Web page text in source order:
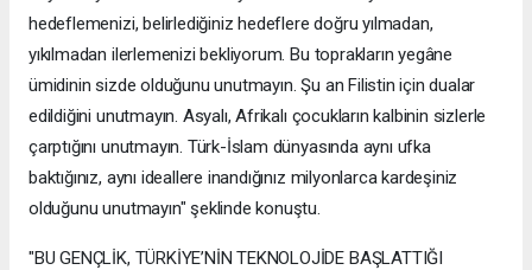
hedeflemenizi, belirlediğiniz hedeflere doğru yılmadan,
yıkılmadan ilerlemenizi bekliyorum. Bu toprakların yegâne
ümidinin sizde olduğunu unutmayın. Şu an Filistin için dualar
edildiğini unutmayın. Asyalı, Afrikalı çocukların kalbinin sizlerle
çarptığını unutmayın. Türk-İslam dünyasında aynı ufka
baktığınız, aynı ideallere inandığınız milyonlarca kardeşiniz
olduğunu unutmayın" şeklinde konuştu.
"BU GENÇLİK, TÜRKİYE’NİN TEKNOLOJİDE BAŞLATTIĞI